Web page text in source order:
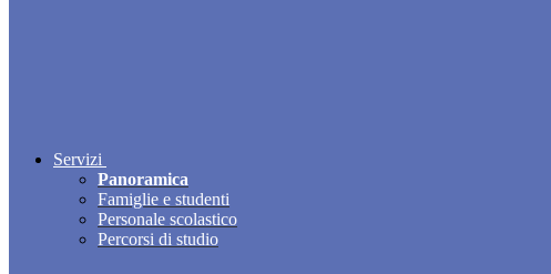
Servizi
Panoramica
Famiglie e studenti
Personale scolastico
Percorsi di studio